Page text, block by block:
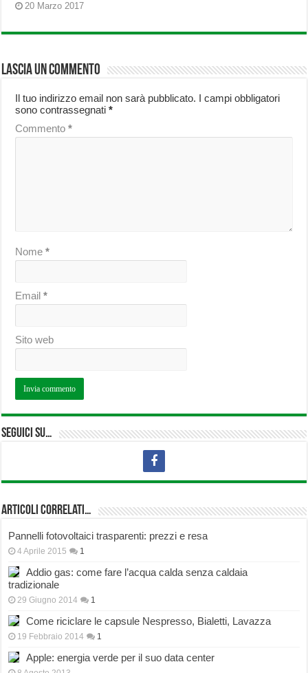
20 Marzo 2017
Lascia un commento
Il tuo indirizzo email non sarà pubblicato. I campi obbligatori
sono contrassegnati*
Commento*
Nome*
Email*
Sito web
Seguici su…
Articoli correlati…
Pannelli fotovoltaici trasparenti: prezzi e resa
4 Aprile 2015 1
Addio gas: come fare l’acqua calda senza caldaia
tradizionale
29 Giugno 2014 1
Come riciclare le capsule Nespresso, Bialetti, Lavazza
19 Febbraio 2014 1
Apple: energia verde per il suo data center